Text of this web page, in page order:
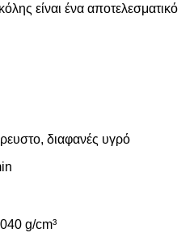
είναι ένα αποτελεσματικό
διαφανές υγρό
g/cm³